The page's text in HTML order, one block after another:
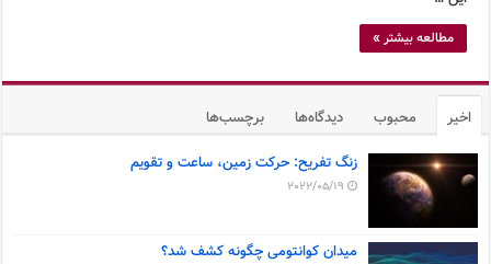
مطالعه بیشتر »
اخیر محبوب دیدگاه‌ها برچسب‌ها
زنگ تفریح: حرکت زمین، ساعت و تقویم
2022/05/19
میدان کوانتومی چگونه کشف شد؟